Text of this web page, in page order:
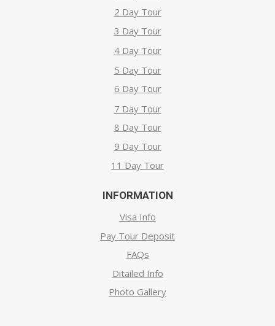
2 Day Tour
3 Day Tour
4 Day Tour
5 Day Tour
6 Day Tour
7 Day Tour
8 Day Tour
9 Day Tour
11 Day Tour
INFORMATION
Visa Info
Pay Tour Deposit
FAQs
Ditailed Info
Photo Gallery